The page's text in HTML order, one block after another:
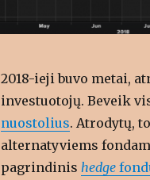
2018-ieji buvo metai,
investuotojų. Beveik
nuostolius. Atrodytų,
alternatyviems
pagrindinis hedge